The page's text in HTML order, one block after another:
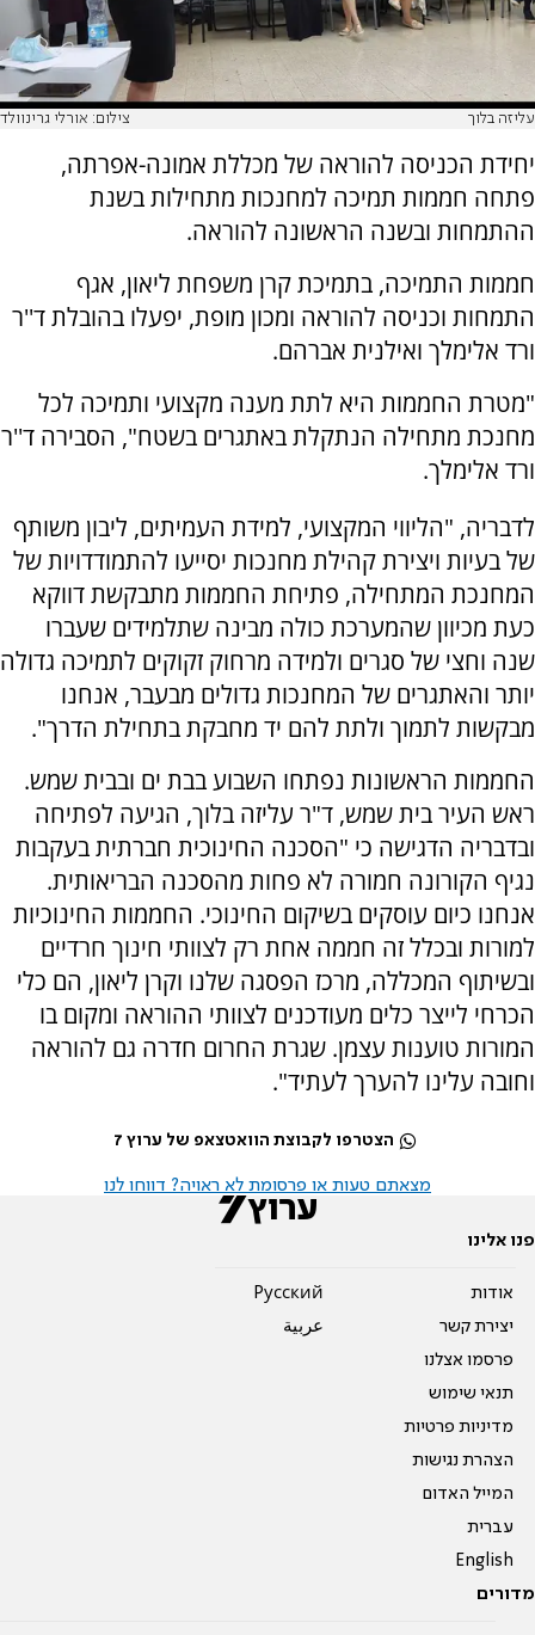
עליזה בלוך צילום: אורלי גרינוולד
יחידת הכניסה להוראה של מכללת אמונה-אפרתה,
פתחה חממות תמיכה למחנכות מתחילות בשנת
ההתמחות ובשנה הראשונה להוראה.
חממות התמיכה, בתמיכת קרן משפחת ליאון, אגף
התמחות וכניסה להוראה ומכון מופת, יפעלו בהובלת ד''ר
ורד אלימלך ואילנית אברהם.
"מטרת החממות היא לתת מענה מקצועי ותמיכה לכל
מחנכת מתחילה הנתקלת באתגרים בשטח", הסבירה ד''ר
ורד אלימלך.
לדבריה, "הליווי המקצועי, למידת העמיתים, ליבון משותף
של בעיות ויצירת קהילת מחנכות יסייעו להתמודדויות של
המחנכת המתחילה, פתיחת החממות מתבקשת דווקא
כעת מכיוון שהמערכת כולה מבינה שתלמידים שעברו
שנה וחצי של סגרים ולמידה מרחוק זקוקים לתמיכה גדולה
יותר והאתגרים של המחנכות גדולים מבעבר, אנחנו
מבקשות לתמוך ולתת להם יד מחבקת בתחילת הדרך".
החממות הראשונות נפתחו השבוע בבת ים ובבית שמש.
ראש העיר בית שמש, ד"ר עליזה בלוך, הגיעה לפתיחה
ובדבריה הדגישה כי "הסכנה החינוכית חברתית בעקבות
נגיף הקורונה חמורה לא פחות מהסכנה הבריאותית.
אנחנו כיום עוסקים בשיקום החינוכי. החממות החינוכיות
למורות ובכלל זה חממה אחת רק לצוותי חינוך חרדיים
ובשיתוף המכללה, מרכז הפסגה שלנו וקרן ליאון, הם כלי
הכרחי לייצר כלים מעודכנים לצוותי ההוראה ומקום בו
המורות טוענות עצמן. שגרת החרום חדרה גם להוראה
וחובה עלינו להערך לעתיד".
הצטרפו לקבוצת הוואטצאפ של ערוץ 7
מצאתם טעות או פרסומת לא ראויה? דווחו לנו
פנו אלינו
אודות
יצירת קשר
פרסמו אצלנו
תנאי שימוש
מדיניות פרטיות
הצהרת נגישות
המייל האדום
עברית
English
Pусский
عربية
מדורים